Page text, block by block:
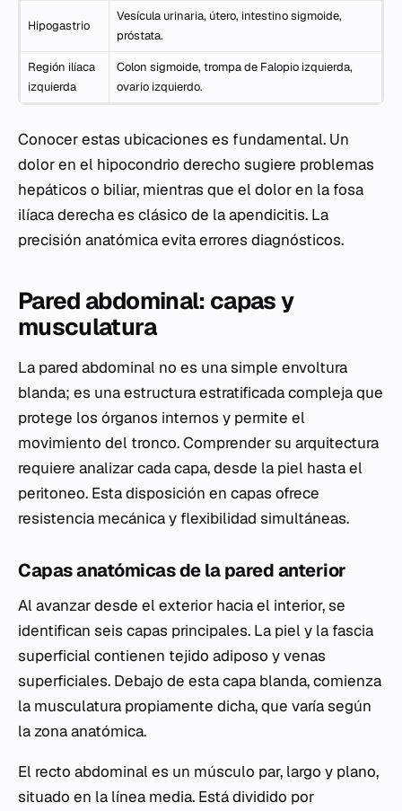
Hipogastrio
Vesícula urinaria, útero, intestino sigmoide,
próstata.
Región ilíaca
izquierda
Colon sigmoide, trompa de Falopio izquierda,
ovario izquierdo.
Conocer estas ubicaciones es fundamental. Un
dolor en el hipocondrio derecho sugiere problemas
hepáticos o biliar, mientras que el dolor en la fosa
ilíaca derecha es clásico de la apendicitis. La
precisión anatómica evita errores diagnósticos.
Pared abdominal: capas y
musculatura
La pared abdominal no es una simple envoltura
blanda; es una estructura estratificada compleja que
protege los órganos internos y permite el
movimiento del tronco. Comprender su arquitectura
requiere analizar cada capa, desde la piel hasta el
peritoneo. Esta disposición en capas ofrece
resistencia mecánica y flexibilidad simultáneas.
Capas anatómicas de la pared anterior
Al avanzar desde el exterior hacia el interior, se
identifican seis capas principales. La piel y la fascia
superficial contienen tejido adiposo y venas
superficiales. Debajo de esta capa blanda, comienza
la musculatura propiamente dicha, que varía según
la zona anatómica.
El recto abdominal es un músculo par, largo y plano,
situado en la línea media. Está dividido por